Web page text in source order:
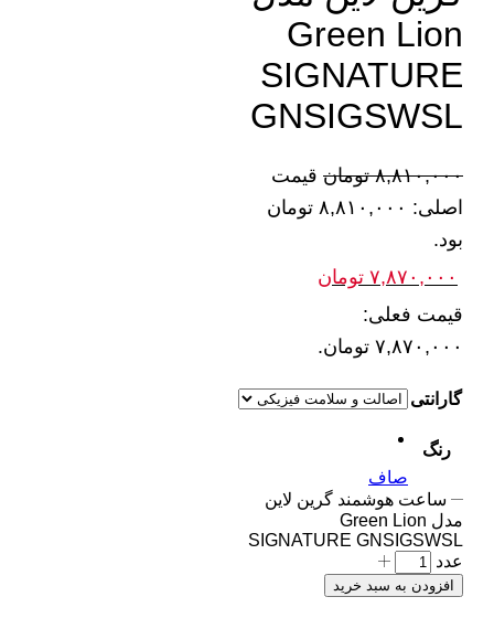
Green Lion
SIGNATURE
GNSIGSWSL
۸,۸۱۰,۰۰۰ تومان قیمت
اصلی: ۸,۸۱۰,۰۰۰ تومان
بود.
۷,۸۷۰,۰۰۰ تومان
قیمت فعلی:
۷,۸۷۰,۰۰۰ تومان.
گارانتی
رنگ
صاف
ساعت هوشمند گرین لاین
مدل Green Lion
SIGNATURE GNSIGSWSL
عدد
افزودن به سبد خرید